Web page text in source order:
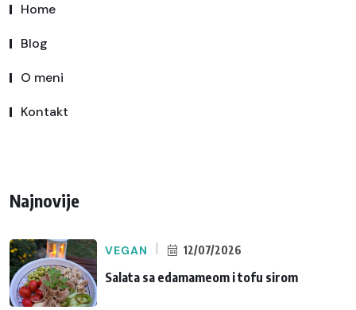
Home
Blog
O meni
Kontakt
Najnovije
VEGAN 12/07/2026
Salata sa edamameom i tofu sirom